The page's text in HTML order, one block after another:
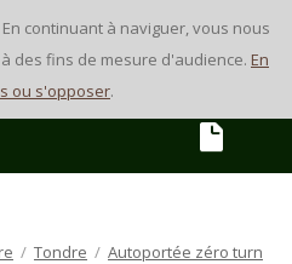
continuant à naviguer, vous nous
des fins de mesure d'audience. En
ou s'opposer.
/ Tondre / Autoportée zéro turn